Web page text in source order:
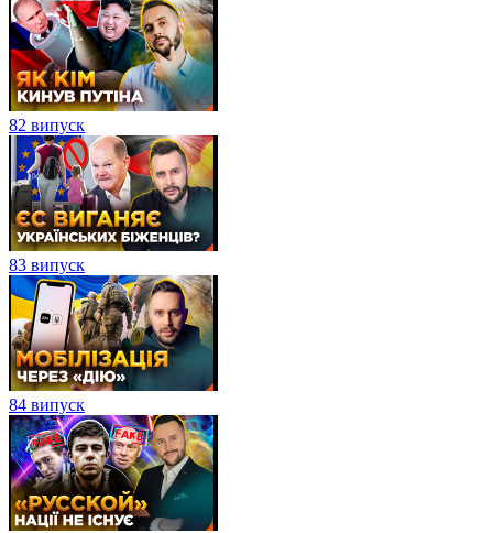
82 випуск
83 випуск
84 випуск